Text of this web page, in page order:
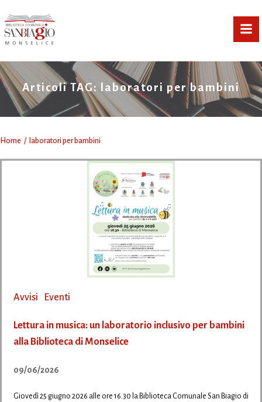
Articoli TAG: laboratori per bambini
Home laboratori per bambini
Avvisi Eventi
Lettura in musica: un laboratorio inclusivo per bambini
alla Biblioteca di Monselice
09/06/2026
Giovedì 25 giugno 2026 alle ore 16.30 la Biblioteca Comunale San Biagio di